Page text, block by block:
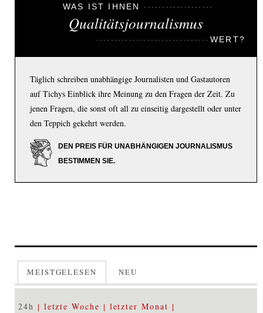
WAS IST IHNEN
Qualitätsjournalismus
WERT?
Täglich schreiben unabhängige Journalisten und Gastautoren
auf Tichys Einblick ihre Meinung zu den Fragen der Zeit. Zu
jenen Fragen, die sonst oft all zu einseitig dargestellt oder unter
den Teppich gekehrt werden.
DEN PREIS FÜR UNABHÄNGIGEN JOURNALISMUS
BESTIMMEN SIE.
MEISTGELESEN NEU
24h letzte Woche letzter Monat